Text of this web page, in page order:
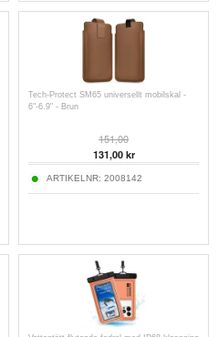
Tech-Protect SM65 universellt mobilskal -
6"-6.9" - Brun
151,00
131,00kr
ARTIKELNR: 2008142